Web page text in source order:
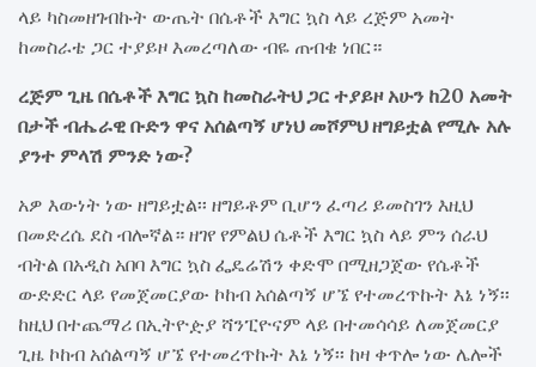
ላይ ካስመዘገብኩት ውጤት በሴቶች እግር ኳስ ላይ ረጅም አመት
ከመስራቴ ጋር ተያይዞ እመረጣለው ብዬ ጠብቄ ነበር።
ረጅም ጊዜ በሴቶች እግር ኳስ ከመስራትህ ጋር ተያይዞ አሁን ከ20 አመት
በታች ብሔራዊ ቡድን ዋና አሰልጣኝ ሆነህ መሾምህ ዘግይቷል የሚሉ አሉ
ያንተ ምላሽ ምንድ ነው?
አዎ እውነት ነው ዘግይቷል፡፡ ዘግይቶም ቢሆን ፈጣሪ ይመስገን እዚህ
በመድረሴ ደስ ብሎኛል። ዘገየ የምልህ ሴቶች እግር ኳስ ላይ ምን ሰራህ
ብትል በአዲስ አበባ እግር ኳስ ፌዴሬሽን ቀድሞ በሚዘጋጀው የሴቶች
ውድድር ላይ የመጀመርያው ኮከብ አሰልጣኝ ሆኜ የተመረጥኩት እኔ ነኝ፡፡
ከዚህ በተጨማሪ በኢትዮዽያ ሻንፒዮናም ላይ በተመሳሳይ ለመጀመርያ
ጊዜ ኮከብ አሰልጣኝ ሆኜ የተመረጥኩት እኔ ነኝ፡፡ ከዛ ቀጥሎ ነው ሌሎች